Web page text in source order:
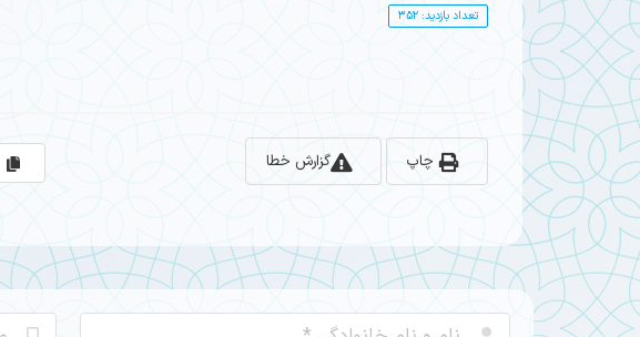
تعداد بازدید: 352
گزارش خطا چاپ